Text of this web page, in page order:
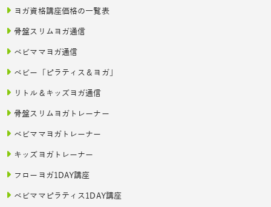
ヨガ資格講座価格の一覧表
骨盤スリムヨガ通信
ベビママヨガ通信
ベビー「ピラティス＆ヨガ」
リトル＆キッズヨガ通信
骨盤スリムヨガトレーナー
ベビママヨガトレーナー
キッズヨガトレーナー
フローヨガ1DAY講座
ベビママピラティス1DAY講座